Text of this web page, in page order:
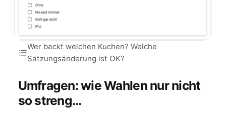
Wer backt welchen Kuchen? Welche
Satzungsänderung ist OK?
Umfragen: wie Wahlen nur nicht
so streng...